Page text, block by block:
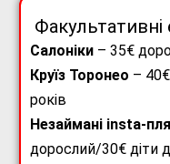
Факультативні
Салоніки – 35€
Круїз Торонео –
років
Незаймані insta-
дорослий/30€ діти